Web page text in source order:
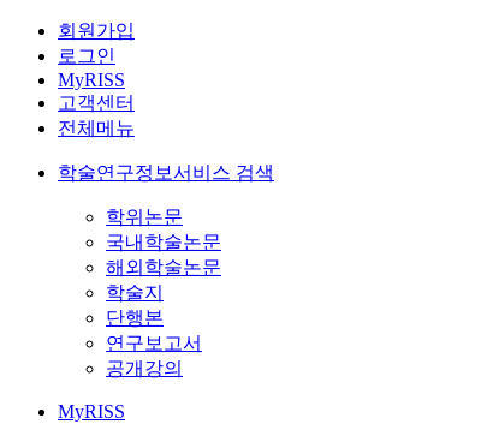
회원가입
로그인
MyRISS
고객센터
전체메뉴
학술연구정보서비스 검색
학위논문
국내학술논문
해외학술논문
학술지
단행본
연구보고서
공개강의
MyRISS